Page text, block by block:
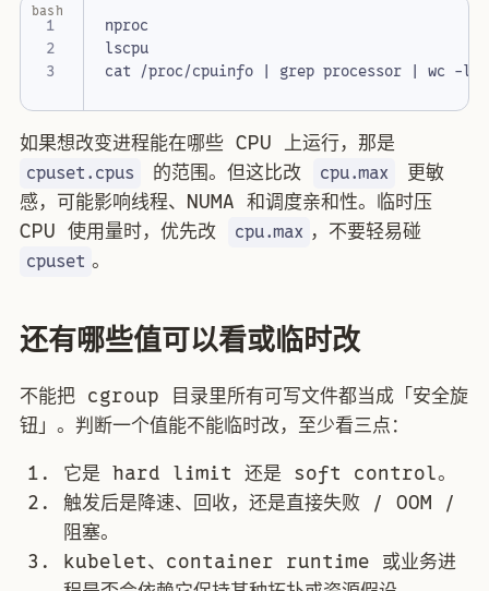
1
2
cat /proc/cpuinfo | grep processor |
bash
如果想改变进程能在哪些 CPU 上运行，那是
cpuset.cpus 的范围。但这比改 cpu.max
更敏
感，可能影响线程、NUMA 和调度亲和性。临时压
CPU 使用量时，优先改
cpu.max ，不要轻易碰
cpuset 。
还有哪些值可以看或临时改
不能把 cgroup 目录里所有可写文件都当成「安全旋
钮」。判断一个值能不能临时改，至少看三点：
它是 hard limit 还是 soft control。
触发后是降速、回收，还是直接失败 / OOM /
阻塞。
kubelet、container runtime 或业务进